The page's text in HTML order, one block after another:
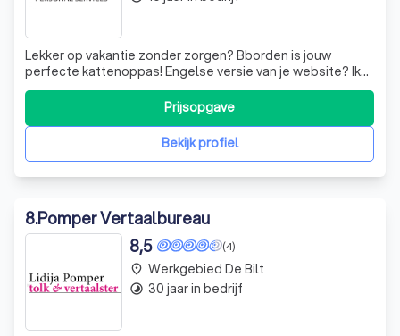
Lekker op vakantie zonder zorgen? Bborden is jouw
perfecte kattenoppas! Engelse versie van je website? Ik
maak een mooie vertaling! Stapeltjes papieren en niets
kunnen vinden? De Professional Organizer kan jou helpen!
Extra glans geven aan je trouwdag? Een beroepszanger
zorgt voor een muzikale omBekijk profiel
Prijsopgave
8.Pomper Vertaalbureau
(4)
8,5
place Werkgebied De Bilt
timelapse 30 jaar in bedrijf